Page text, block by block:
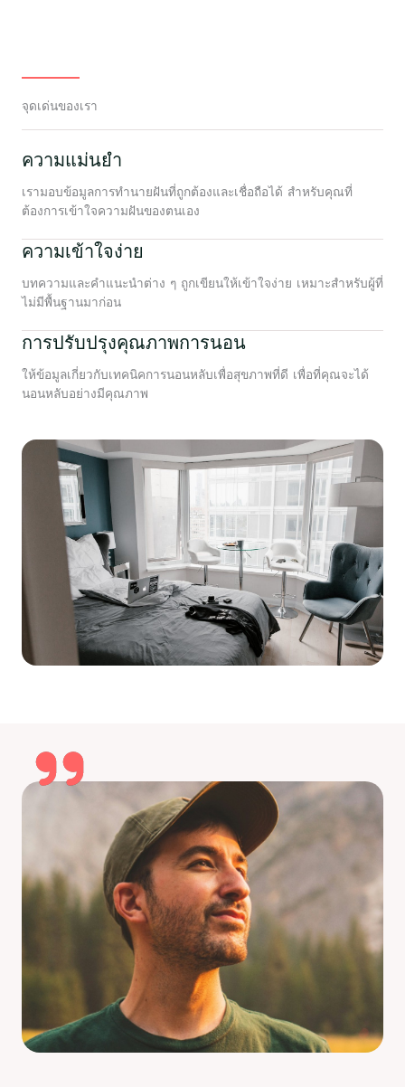
จุดเด่นของเรา
ความแม่นยำ
เรามอบข้อมูลการทำนายฝันที่ถูกต้องและเชื่อถือได้ สำหรับคุณที่
ต้องการเข้าใจความฝันของตนเอง
ความเข้าใจง่าย
บทความและคำแนะนำต่าง ๆ ถูกเขียนให้เข้าใจง่าย เหมาะสำหรับผู้ที่
ไม่มีพื้นฐานมาก่อน
การปรับปรุงคุณภาพการนอน
ให้ข้อมูลเกี่ยวกับเทคนิคการนอนหลับเพื่อสุขภาพที่ดี เพื่อที่คุณจะได้
นอนหลับอย่างมีคุณภาพ